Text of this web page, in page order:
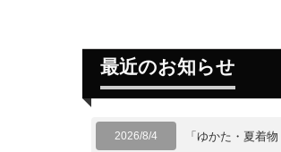
最近のお知らせ
2026/8/4 「ゆかた・夏着